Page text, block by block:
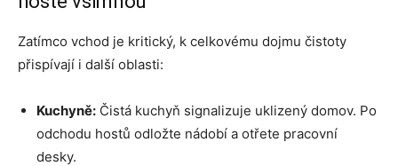
Zatímco vchod je kritický, k celkovému dojmu čistoty
přispívají i další oblasti:
Kuchyně: Čistá kuchyň signalizuje uklizený domov. Po
odchodu hostů odložte nádobí a otřete pracovní
desky.